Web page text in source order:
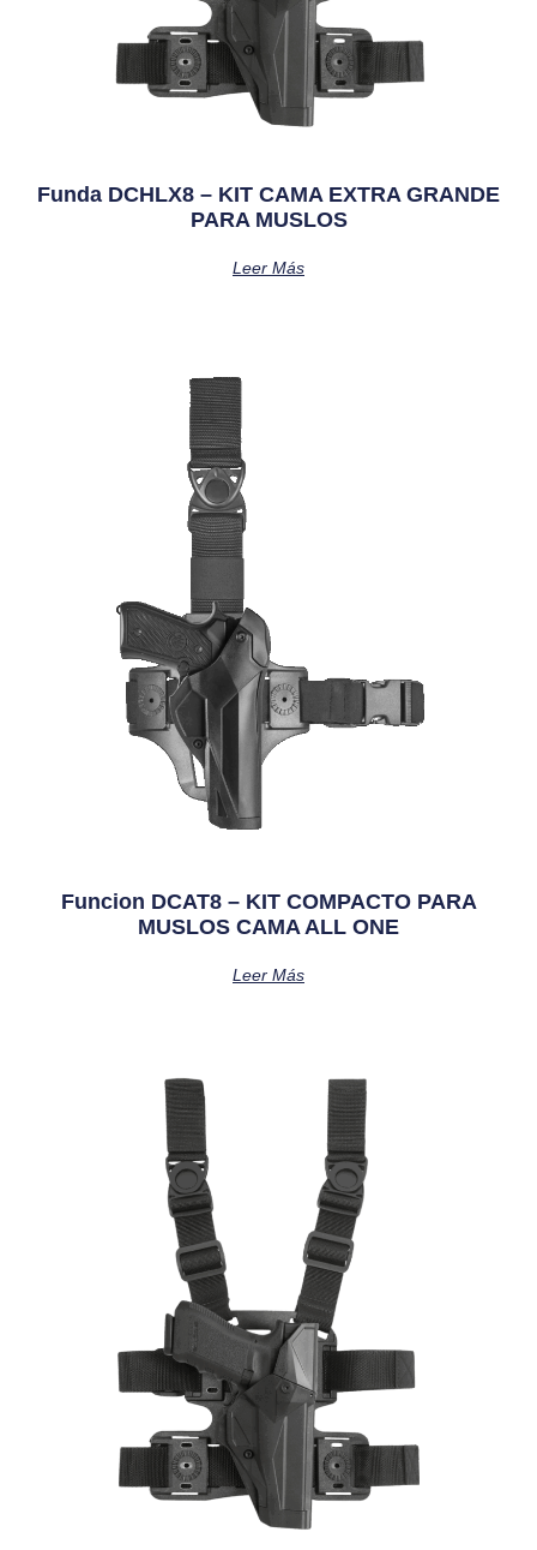
Funda DCHLX8 – KIT CAMA EXTRA GRANDE
PARA MUSLOS
Leer Más
Funcion DCAT8 – KIT COMPACTO PARA
MUSLOS CAMA ALL ONE
Leer Más